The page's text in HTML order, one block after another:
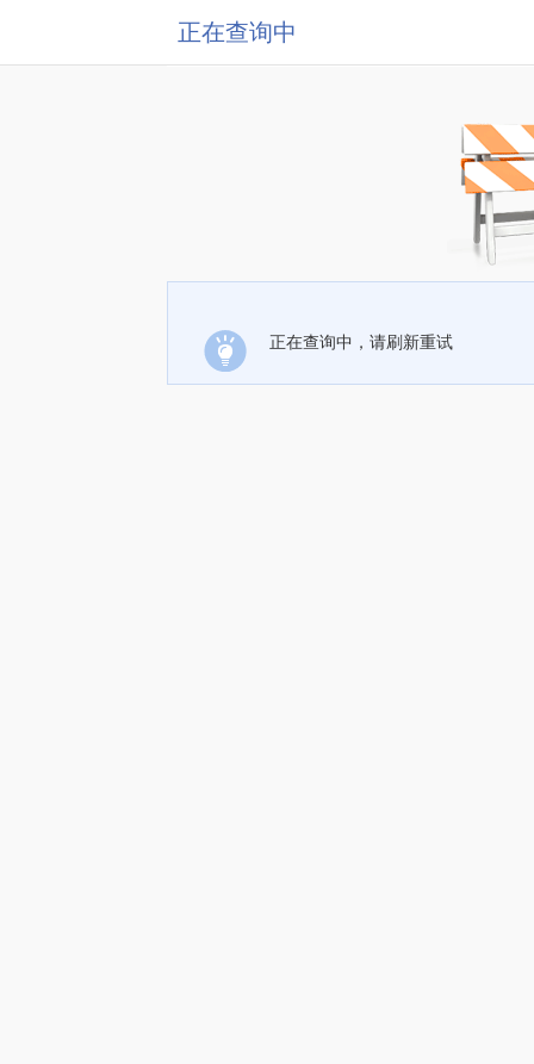
正在查询中
正在查询中，请刷新重试